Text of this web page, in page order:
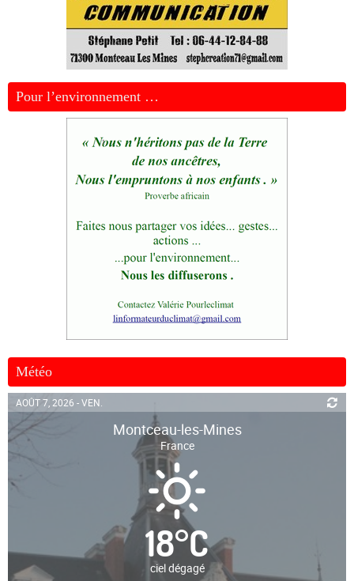
Pour l’environnement …
Météo
AOÛT 7, 2026 - VEN.
Montceau-les-Mines
France
18°C
ciel dégagé